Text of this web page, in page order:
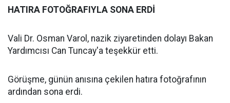
HATIRA FOTOĞRAFIYLA SONA ERDİ
Vali Dr. Osman Varol, nazik ziyaretinden dolayı Bakan
Yardımcısı Can Tuncay'a teşekkür etti.
Görüşme, günün anısına çekilen hatıra fotoğrafının
ardından sona erdi.